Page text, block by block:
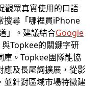
觀眾真實使用的口語
搜尋「哪裡買iPhone
」。建議結合Google
Topkee的關鍵字研
庫。Topkee團隊能協
應及長尾詞擴展，從影
並針對區域市場特徵建